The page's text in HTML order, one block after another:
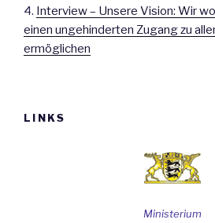
4. Interview – Unsere Vision: Wir
einen ungehinderten Zugang zu
ermöglichen
LINKS
Ministerium